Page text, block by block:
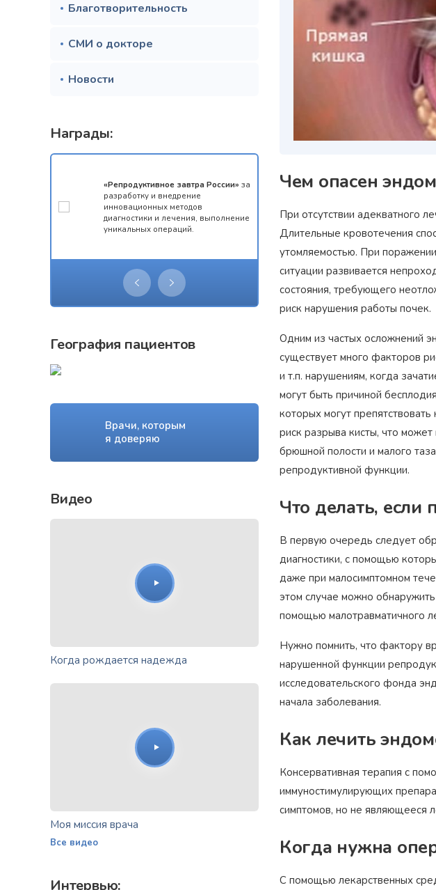
Благотворительность
СМИ о докторе
Новости
Награды:
«Репродуктивное завтра России» за
разработку и внедрение
инновационных методов
диагностики и лечения, выполнение
уникальных операций.
Отечеством
География пациентов
Врачи, которым
я доверяю
Видео
Когда рождается надежда
Моя миссия врача
Все видео
Интервью:
Чем опасен
При отсутствии адекватного
Длительные кровотечения
утомляемостью. При
ситуации развивается
состояния, требующего
риск нарушения работы почек.
Одним из частых осложнений
существует много факторов
и т.п. нарушениям, когда
могут быть причиной
которых могут
риск разрыва кисты, что
брюшной полости и малого
репродуктивной функции.
Что делать, если
В первую очередь следует
диагностики, с помощью
даже при малосимптомном
этом случае можно
помощью малотравматичного
Нужно помнить, что фактору
нарушенной функции
исследовательского фонда
начала заболевания.
Как лечить
Консервативная терапия с
иммуностимулирующих
симптомов, но не являющееся
Когда нужна
С помощью лекарственных